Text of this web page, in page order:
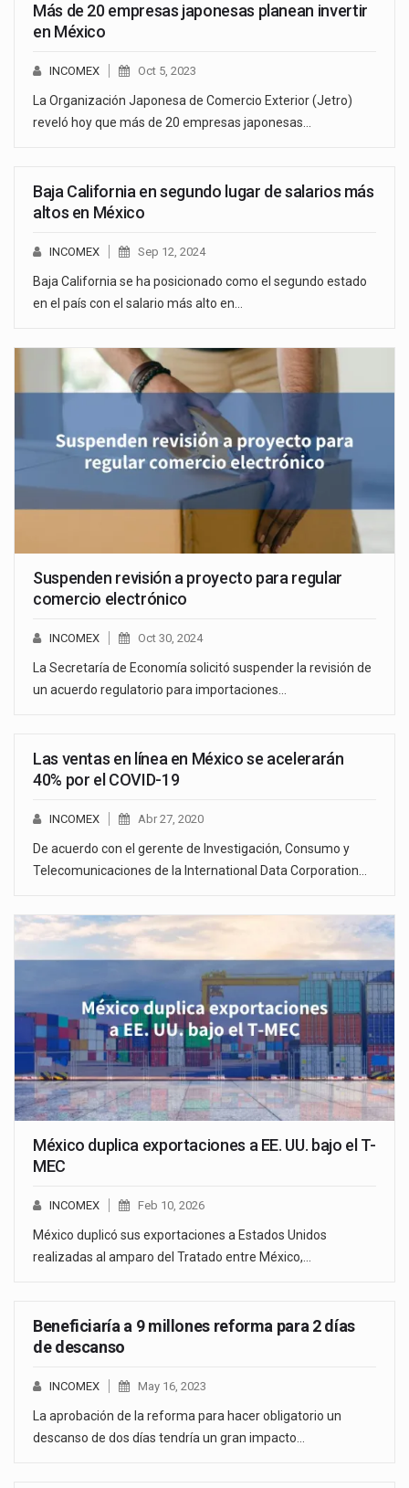
Más de 20 empresas japonesas planean invertir
en México
INCOMEX Oct 5, 2023
La Organización Japonesa de Comercio Exterior (Jetro)
reveló hoy que más de 20 empresas japonesas…
Baja California en segundo lugar de salarios más
altos en México
INCOMEX Sep 12, 2024
Baja California se ha posicionado como el segundo estado
en el país con el salario más alto en…
Suspenden revisión a proyecto para regular
comercio electrónico
INCOMEX Oct 30, 2024
La Secretaría de Economía solicitó suspender la revisión de
un acuerdo regulatorio para importaciones…
Las ventas en línea en México se acelerarán
40% por el COVID-19
INCOMEX Abr 27, 2020
De acuerdo con el gerente de Investigación, Consumo y
Telecomunicaciones de la International Data Corporation…
México duplica exportaciones a EE. UU. bajo el T-
MEC
INCOMEX Feb 10, 2026
México duplicó sus exportaciones a Estados Unidos
realizadas al amparo del Tratado entre México,…
Beneficiaría a 9 millones reforma para 2 días
de descanso
INCOMEX May 16, 2023
La aprobación de la reforma para hacer obligatorio un
descanso de dos días tendría un gran impacto…